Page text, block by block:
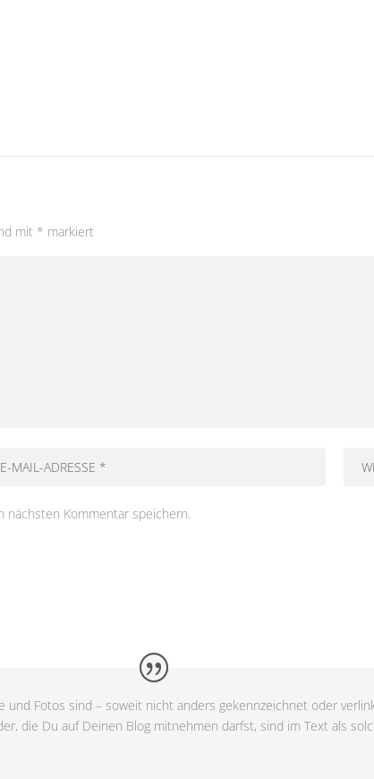
mit * markiert
nächsten Kommentar speichern.
Fotos sind – soweit nicht anders gekennzeichnet oder
die Du auf Deinen Blog mitnehmen darfst, sind im Text als